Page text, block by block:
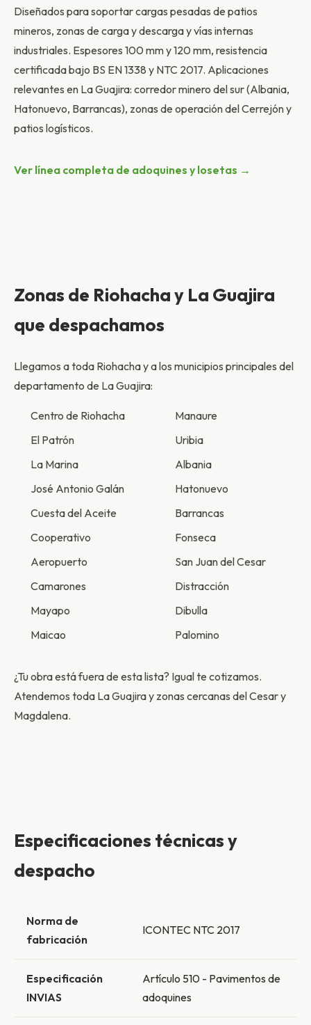
Diseñados para soportar cargas pesadas de patios
mineros, zonas de carga y descarga y vías internas
industriales. Espesores 100 mm y 120 mm, resistencia
certificada bajo BS EN 1338 y NTC 2017. Aplicaciones
relevantes en La Guajira: corredor minero del sur (Albania,
Hatonuevo, Barrancas), zonas de operación del Cerrejón y
patios logísticos.
Ver línea completa de adoquines y losetas →
Zonas de Riohacha y La Guajira
que despachamos
Llegamos a toda Riohacha y a los municipios principales del
departamento de La Guajira:
Centro de Riohacha
El Patrón
La Marina
José Antonio Galán
Cuesta del Aceite
Cooperativo
Aeropuerto
Camarones
Mayapo
Maicao
Manaure
Uribia
Albania
Hatonuevo
Barrancas
Fonseca
San Juan del Cesar
Distracción
Dibulla
Palomino
¿Tu obra está fuera de esta lista? Igual te cotizamos.
Atendemos toda La Guajira y zonas cercanas del Cesar y
Magdalena.
Especificaciones técnicas y
despacho
Norma de
fabricación
ICONTEC NTC 2017
Especificación
INVIAS
Artículo 510 - Pavimentos de
adoquines